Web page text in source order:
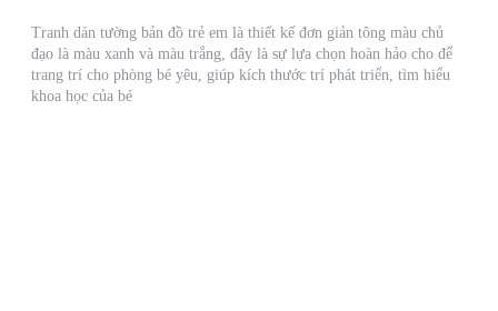
Tranh dán tường bản đồ trẻ em là thiết kế đơn giản tông màu chủ
đạo là màu xanh và màu trắng, đây là sự lựa chọn hoàn hảo cho để
trang trí cho phòng bé yêu, giúp kích thước trí phát triển, tìm hiểu
khoa học của bé